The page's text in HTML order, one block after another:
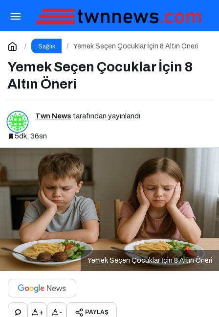
Sağlık Yemek Seçen Çocuklar İçin 8 Altın Öneri
Yemek Seçen Çocuklar İçin 8
Altın Öneri
Twn News tarafından yayınlandı
5dk, 36sn
Yemek Seçen Çocuklar İçin 8 Altın Öneri
+ - PAYLAŞ
Ergenlikte Beslenme Yorum Yap Paylaş